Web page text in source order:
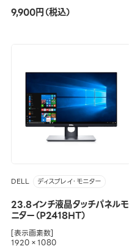
9,900円（税込）
DELL ディスプレイ・モニター
23.8インチ液晶タッチパネルモ
ニター（P2418HT）
[表示画素数]
1920×1080